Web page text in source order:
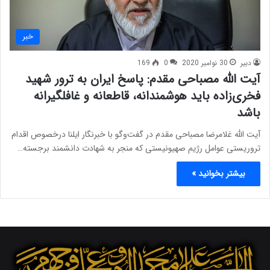
خبر
دبیر 30 نوامبر 2020 0
169
آیت الله مصباحی مقدم: پاسخ ایران به ترور شهید
فخری‌زاده باید هوشمندانه، قاطعانه و غافلگیرانه
باشد
آیت الله غلامرضا مصباحی مقدم در گفت‌وگو با خبرنگار ایلنا درخصوص اقدام
تروریستی عوامل رژیم صهیونیستی که منجر به شهادت دانشمند برجسته…
بیشتر بخوانید »